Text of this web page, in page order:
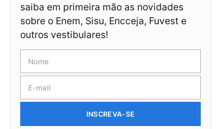
saiba em primeira mão as novidades
sobre o Enem, Sisu, Encceja, Fuvest e
outros vestibulares!
INSCREVA-SE